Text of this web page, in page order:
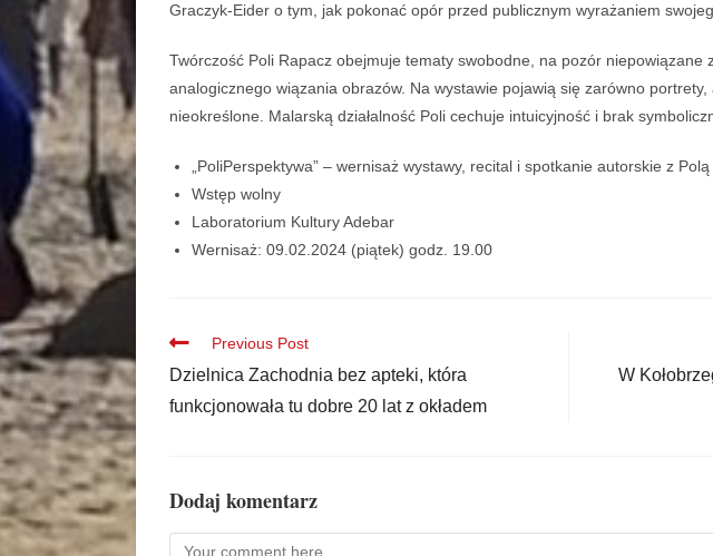
Graczyk-Eider o tym, jak pokonać opór przed publicznym wyrażaniem
Twórczość Poli Rapacz obejmuje tematy swobodne, na pozór niepowiązane
analogicznego wiązania obrazów. Na wystawie pojawią się zarówno
nieokreślone. Malarską działalność Poli cechuje intuicyjność i brak
„PoliPerspektywa” – wernisaż wystawy, recital i spotkanie autorskie z
Wstęp wolny
Laboratorium Kultury Adebar
Wernisaż: 09.02.2024 (piątek) godz. 19.00
Previous Post
Dzielnica Zachodnia bez apteki, która
funkcjonowała tu dobre 20 lat z okładem
W
Dodaj komentarz